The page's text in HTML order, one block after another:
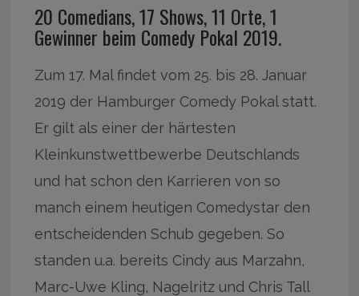
20 Comedians, 17 Shows, 11 Orte, 1
Gewinner beim Comedy Pokal 2019.
Zum 17. Mal findet vom 25. bis 28. Januar
2019 der Hamburger Comedy Pokal statt.
Er gilt als einer der härtesten
Kleinkunstwettbewerbe Deutschlands
und hat schon den Karrieren von so
manch einem heutigen Comedystar den
entscheidenden Schub gegeben. So
standen u.a. bereits Cindy aus Marzahn,
Marc-Uwe Kling, Nagelritz und Chris Tall